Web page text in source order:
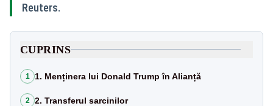
Reuters.
CUPRINS
1 1. Menținera lui Donald Trump în Alianță
2 2. Transferul sarcinilor